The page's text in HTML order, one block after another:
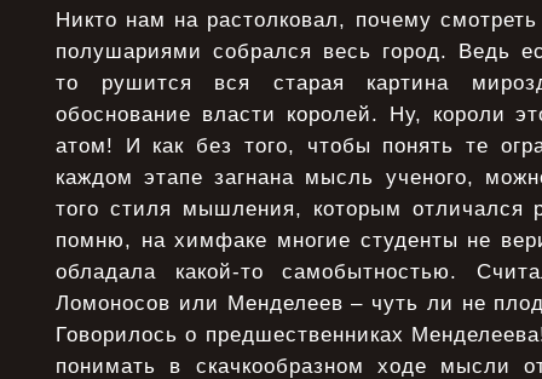
Никто нам на растолковал, почему
полушариями собрался весь город. Ведь
то рушится вся старая картина
обоснование власти королей. Ну, короли
атом! И как без того, чтобы понять те
каждом этапе загнана мысль ученого,
того стиля мышления, которым отличался
помню, на химфаке многие студенты не
обладала какой-то самобытностью.
Ломоносов или Менделеев – чуть ли не
Говорилось о предшественниках
понимать в скачкообразном ходе мысли